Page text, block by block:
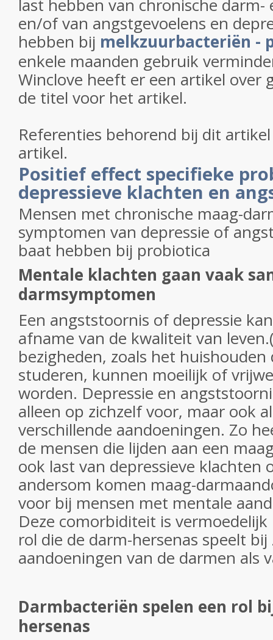
last hebben van chronische darm-
en/of van angstgevoelens en
hebben bij melkzuurbacteriën -
enkele maanden gebruik
Winclove heeft er een artikel over
de titel voor het artikel.
Referenties behorend bij dit
artikel.
Positief effect specifieke
depressieve klachten en
Mensen met chronische maag-
symptomen van depressie of
baat hebben bij probiotica
Mentale klachten gaan vaak
darmsymptomen
Een angststoornis of depressie
afname van de kwaliteit van
bezigheden, zoals het
studeren, kunnen moeilijk of
worden. Depressie en
alleen op zichzelf voor, maar ook
verschillende aandoeningen. Zo
de mensen die lijden aan een
ook last van depressieve klachten
andersom komen maag-
voor bij mensen met mentale
Deze comorbiditeit is
rol die de darm-hersenas speelt bij
aandoeningen van de darmen als
Darmbacteriën spelen een rol
hersenas